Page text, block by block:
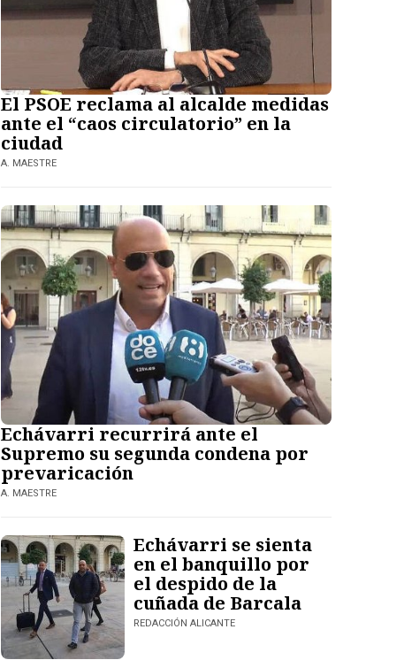
El PSOE reclama al alcalde medidas
ante el “caos circulatorio” en la
ciudad
A. MAESTRE
Echávarri recurrirá ante el
Supremo su segunda condena por
prevaricación
A. MAESTRE
Echávarri se sienta
en el banquillo por
el despido de la
cuñada de Barcala
REDACCIÓN ALICANTE